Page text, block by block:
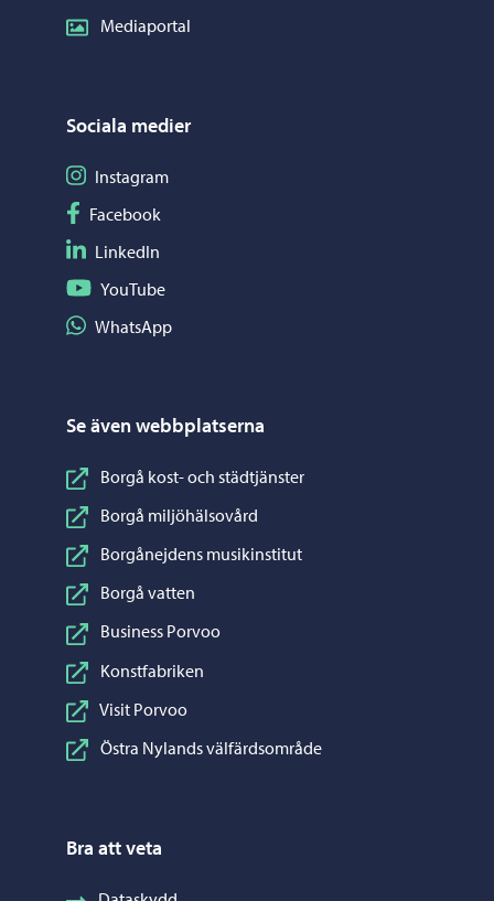
Mediaportal
Sociala medier
Följ på Instagram
Instagram
Följ på Facebook
Facebook
Följ på LinkedIn
LinkedIn
Följ på YouTube
YouTube
Dela på WhatsApp
WhatsApp
Se även webbplatserna
Borgå kost- och städtjänster
Borgå miljöhälsovård
Borgånejdens musikinstitut
Borgå vatten
Business Porvoo
Konstfabriken
Visit Porvoo
Östra Nylands välfärdsområde
Bra att veta